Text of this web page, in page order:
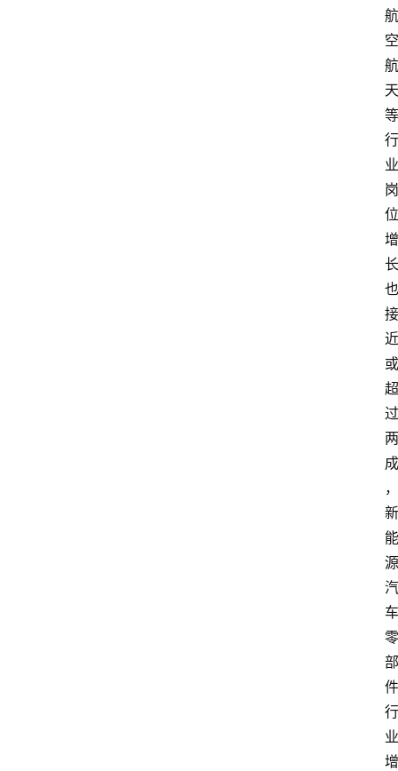
航
空
航
天
等
行
业
岗
位
增
长
也
接
近
或
超
过
两
成
，
新
能
源
汽
车
零
部
件
行
业
增